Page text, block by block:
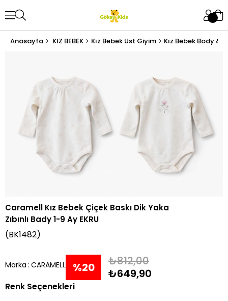
Anasayfa KIZ BEBEK Kız Bebek Üst Giyim Kız Bebek Body &
Caramell Kız Bebek Çiçek Baskı Dik Yaka
Zıbınlı Bady 1-9 Ay EKRU
(BK1482)
Marka : CARAMELL %20
İndirim
₺812,00
₺649,90
Renk Seçenekleri